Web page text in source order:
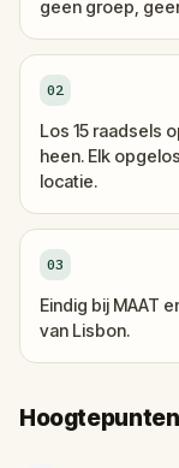
geen groep,
02
Los 15 raadsels
heen. Elk
locatie.
03
Eindig bij MAAT
van Lisbon.
Hoogtepunten